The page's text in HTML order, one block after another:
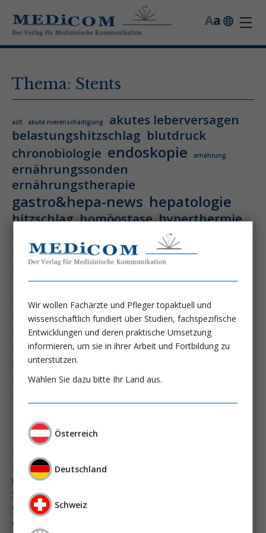
a
A
Thema: Stents
aclf akute nierenschädigung
akutes leberversagen
belastungshitzschlag blutdruck
chronobiologie endoskopie ernährung
ernährungssonden
ernährungstherapie
gastro&hepa-news hepatologie
hitzschlag homöostase hyperthermie
hämatologie
hämatologische neoplasie
hämodynamische optimierung
immundysfunktion
immunosep-studie
intensiv-news intensivmedizin
intensivstation intensivversorgung
kdigo-leitlinien lebernekrose
leberzirrhose
masld metabolische lebererkrankung mikrobiom
multiples myelom
nephro-news
niereninsuffizienz
peg-implantationstechniken
perioperative nierenschädigung
pisces-studie
präzisionstherapie
schluckstörung
septischer schock
vasopressortherapie
Wir wollen Fachärzte und Pfleger topaktuell und
wissenschaftlich fundiert über Studien, fachspezifische
Entwicklungen und deren praktische Umsetzung
informieren, um sie in ihrer Arbeit und Fortbildung zu
unterstützen.
Wählen Sie dazu bitte Ihr Land aus.
Österreich
Deutschland
Schweiz